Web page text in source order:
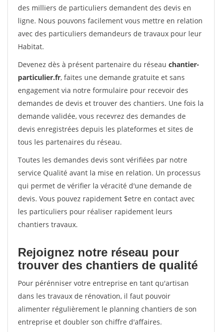
des milliers de particuliers demandent des devis en
ligne. Nous pouvons facilement vous mettre en relation
avec des particuliers demandeurs de travaux pour leur
Habitat.
Devenez dès à présent partenaire du réseau chantier-
particulier.fr, faites une demande gratuite et sans
engagement via notre formulaire pour recevoir des
demandes de devis et trouver des chantiers. Une fois la
demande validée, vous recevrez des demandes de
devis enregistrées depuis les plateformes et sites de
tous les partenaires du réseau.
Toutes les demandes devis sont vérifiées par notre
service Qualité avant la mise en relation. Un processus
qui permet de vérifier la véracité d'une demande de
devis. Vous pouvez rapidement $etre en contact avec
les particuliers pour réaliser rapidement leurs
chantiers travaux.
Rejoignez notre réseau pour
trouver des chantiers de qualité
Pour pérénniser votre entreprise en tant qu'artisan
dans les travaux de rénovation, il faut pouvoir
alimenter régulièrement le planning chantiers de son
entreprise et doubler son chiffre d'affaires.